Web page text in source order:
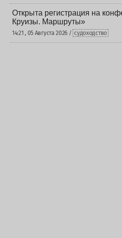
Открыта регистрация на
Круизы. Маршруты»
14:21 , 05 Августа 2026 / судоходство